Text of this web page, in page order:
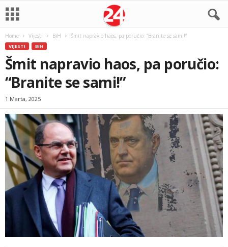
Home Vijesti BiH Šmit napravio haos, pa poručio: “Branite se sami!”
VIJESTI BIH
Šmit napravio haos, pa poručio:
“Branite se sami!”
1 Marta, 2025